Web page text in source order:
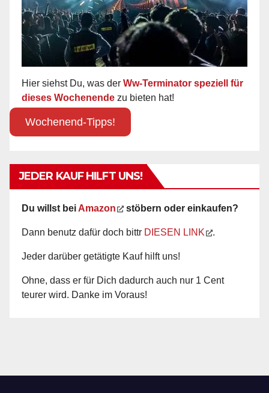
Hier siehst Du, was der Ww-Terminator speziell für
dieses Wochenende zu bieten hat!
Wochenend-Tipps!
JEDER KAUF HILFT UNS!
Du willst bei Amazon stöbern oder einkaufen?
Dann benutz dafür doch bittr DIESEN LINK .
Jeder darüber getätigte Kauf hilft uns!
Ohne, dass er für Dich dadurch auch nur 1 Cent
teurer wird. Danke im Voraus!